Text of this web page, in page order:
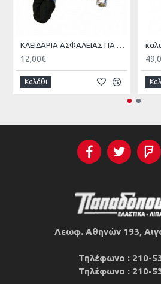
ΚΛΕΙΔΑΡΙΑ ΑΣΦΑΛΕΙΑΣ ΓΙΑ ΜΗΧΑΝΕΣ
12,00€
Καλάθι
Λεωφ. Αθηνών 193,
Τηλέφωνο : 210-
Τηλέφωνο : 210-